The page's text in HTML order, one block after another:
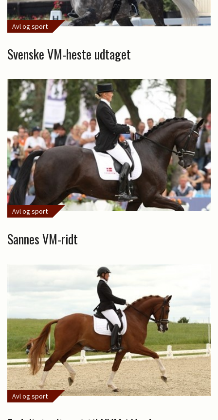
Avl og sport
Svenske VM-heste udtaget
Avl og sport
Sannes VM-ridt
Avl og sport